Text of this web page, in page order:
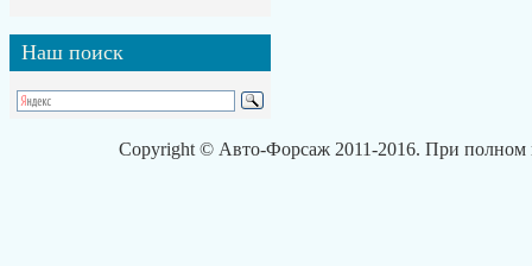
Наш поиск
Copyright © Авто-Форсаж 2011-2016. При полном